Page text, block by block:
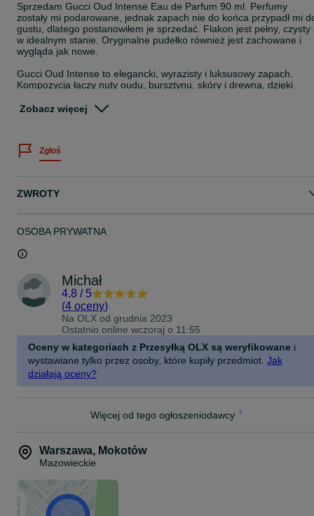
Sprzedam Gucci Oud Intense Eau de Parfum 90 ml. Perfumy
zostały mi podarowane, jednak zapach nie do końca przypadł mi
gustu, dlatego postanowiłem je sprzedać. Flakon jest pełny, czysty
w idealnym stanie. Oryginalne pudełko również jest zachowane i
wygląda jak nowe.
Gucci Oud Intense to elegancki, wyrazisty i luksusowy zapach.
Kompozycja łączy nuty oudu, bursztynu, skóry i drewna, dzięki
ogon zapachowy.
90 ml. Wszystko jest w stanie jak nowe – zarówno flakon, jak i
oryginalne pudełko.
Zobacz więcej
Zgłoś
ZWROTY
OSOBA PRYWATNA
Michał
4.8 / 5
(4 oceny)
Na OLX od grudnia 2023
Ostatnio online wczoraj o 11:55
Oceny w kategoriach z Przesyłką OLX są weryfikowane i
wystawiane tylko przez osoby, które kupiły przedmiot. Jak
działają oceny?
Więcej od tego ogłoszeniodawcy
Warszawa, Mokotów
Mazowieckie